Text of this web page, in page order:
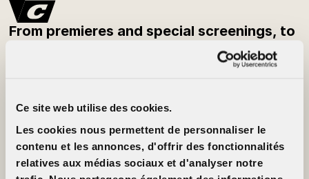
Ce site web utilise des cookies.
Les cookies nous permettent de personnaliser le
contenu et les annonces, d'offrir des fonctionnalités
relatives aux médias sociaux et d'analyser notre
From premieres and special screenings, to
festivals and classic films — be the first to
know what’s playing each week.
Prices
Movie cards
Rentals
FAQ
Cinéma Cinéma
Partners
Jobs
Contact us